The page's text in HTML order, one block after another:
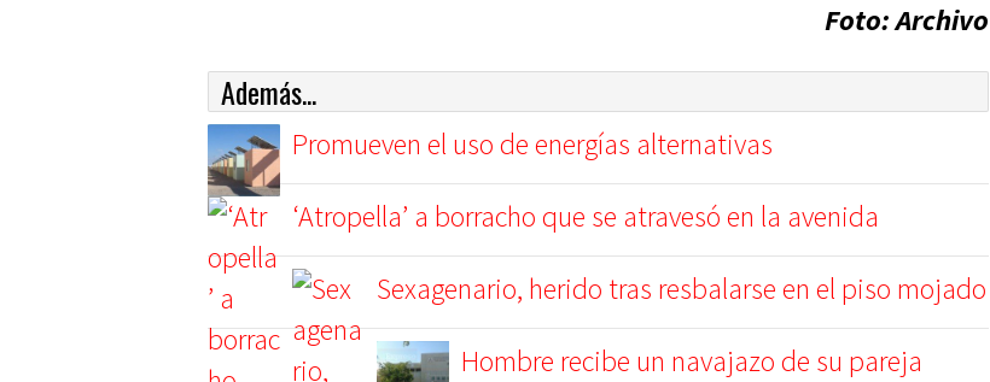
Foto: Archivo
Además...
Promueven el uso de energías alternativas
‘Atropella’ a borracho que se atravesó en la avenida
Sexagenario, herido tras resbalarse en el piso mojado
Hombre recibe un navajazo de su pareja